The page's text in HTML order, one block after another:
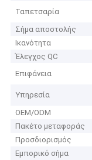
Ταπετσαρία
Σήμα αποστολής
Ικανότητα
Έλεγχος QC
Επιφάνεια
Υπηρεσία
OEM/ODM
Πακέτο μεταφοράς
Προσδιορισμός
Εμπορικό σήμα